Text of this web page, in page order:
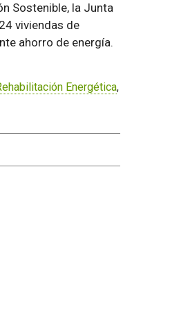
Sostenible, la Junta
viviendas de
ahorro de energía.
Energética,